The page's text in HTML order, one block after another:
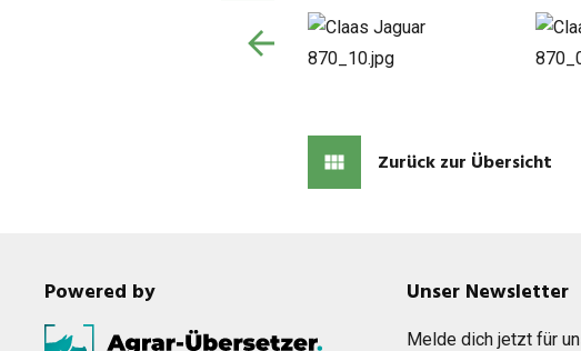
Zurück zur Übersicht
Powered by Unser Newsletter
Melde dich jetzt für